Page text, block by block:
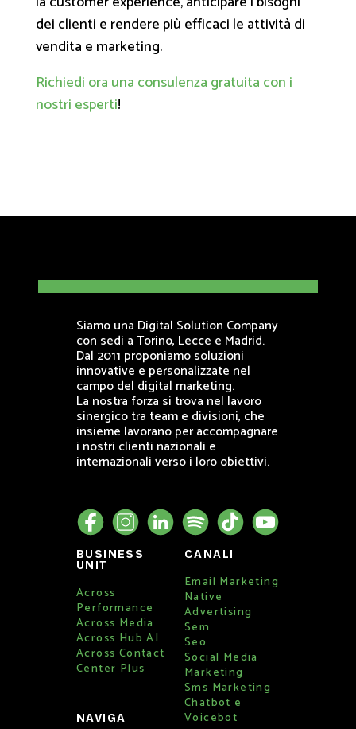
dei clienti e rendere più efficaci le attività di
vendita e marketing.
Richiedi ora una consulenza gratuita con i
nostri esperti!
Siamo una Digital Solution Company
con sedi a Torino, Lecce e Madrid.
Dal 2011 proponiamo soluzioni
innovative e personalizzate nel
campo del digital marketing.
La nostra forza si trova nel lavoro
sinergico tra team e divisioni, che
insieme lavorano per accompagnare
i nostri clienti nazionali e
internazionali verso i loro obiettivi.
BUSINESS
UNIT
Across
Performance
Across Media
Across Hub AI
Across Contact
Center Plus
NAVIGA
CANALI
Email Marketing
Native
Advertising
Sem
Seo
Social Media
Marketing
Sms Marketing
Chatbot e
Voicebot